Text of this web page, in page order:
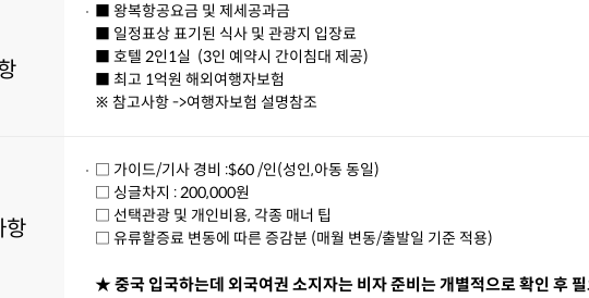
■ 왕복항공요금 및 제세공과금
■ 일정표상 표기된 식사 및 관광지 입장료
■ 호텔 2인1실 (3인 예약시 간이침대 제공)
■ 최고 1억원 해외여행자보험
※ 참고사항 ->여행자보험 설명참조
항
□ 가이드/기사 경비 :$60 /인(성인,아동 동일)
□ 싱글차지 : 200,000원
□ 선택관광 및 개인비용, 각종 매너 팁
□ 유류할증료 변동에 따른 증감분 (매월 변동/출발일 기준 적용)
★ 중국 입국하는데 외국여권 소지자는 비자 준비는 개별적으로 확인 후